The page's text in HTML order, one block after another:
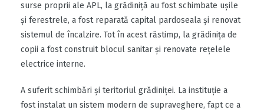
surse proprii ale APL, la grădiniță au fost schimbate ușile
și ferestrele, a fost reparată capital pardoseala și renovat
sistemul de încalzire. Tot în acest răstimp, la grădinița de
copii a fost construit blocul sanitar și renovate rețelele
electrice interne.
A suferit schimbări și teritoriul grădiniței. La instituție a
fost instalat un sistem modern de supraveghere, fapt ce a